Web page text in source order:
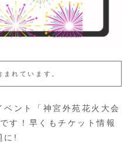
れています。
ント「神宮外苑花火大会
す！早くもチケット情報
に!